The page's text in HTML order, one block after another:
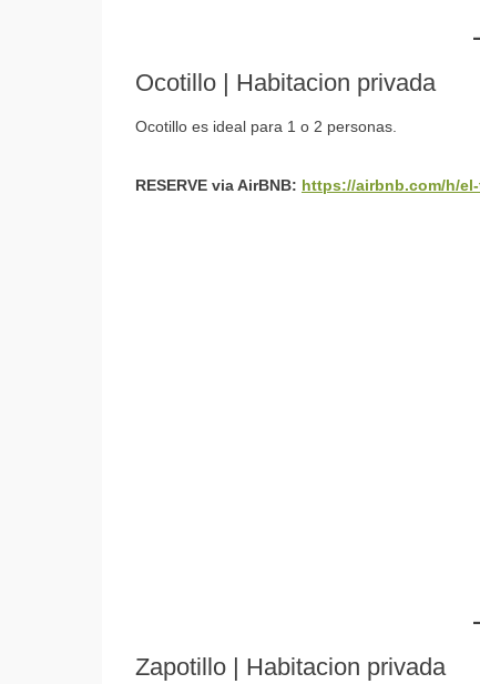
Ocotillo | Habitacion privada
Ocotillo es ideal para 1 o 2 personas.
RESERVE via AirBNB: https://airbnb.com/h/
Zapotillo | Habitacion privada